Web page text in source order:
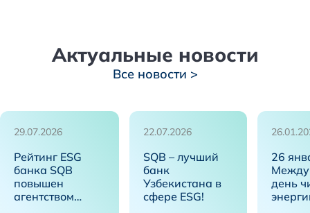
Актуальные новости
Все новости >
29.07.2026
Рейтинг ESG
банка SQB
повышен
агентством
22.07.2026
SQB – лучший
банк
Узбекистана в
сфере ESG!
26
день